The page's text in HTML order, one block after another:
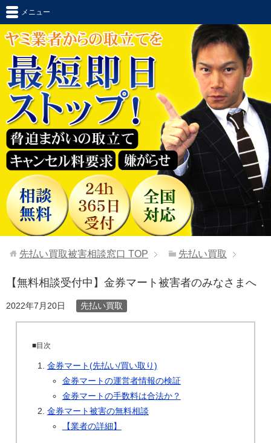
メニュー
先払い買取被害相談窓口 TOP 先払い買取
【無料相談受付中】金券マート被害者のみなさまへ
2022年7月20日 先払い買取
■目次
金券マート(先払い/買い取り)
金券マートの運営者情報の検証
金券マートの手数料は合法か？
金券マート被害の無料相談
【業者の詳細】